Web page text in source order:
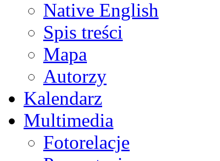
Native English
Spis treści
Mapa
Autorzy
Kalendarz
Multimedia
Fotorelacje